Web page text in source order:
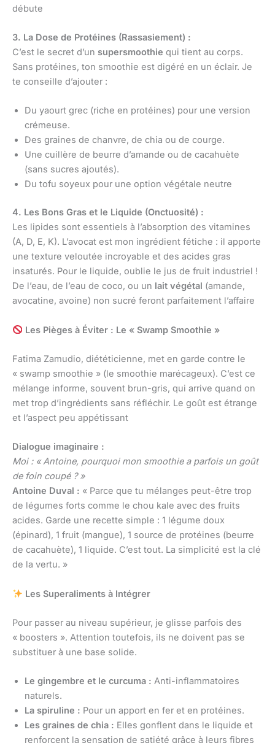
débute
3. La Dose de Protéines (Rassasiement) :
C’est le secret d’un supersmoothie qui tient au corps.
Sans protéines, ton smoothie est digéré en un éclair. Je
te conseille d’ajouter :
Du yaourt grec (riche en protéines) pour une version
crémeuse.
Des graines de chanvre, de chia ou de courge.
Une cuillère de beurre d’amande ou de cacahuète
(sans sucres ajoutés).
Du tofu soyeux pour une option végétale neutre
4. Les Bons Gras et le Liquide (Onctuosité) :
Les lipides sont essentiels à l’absorption des vitamines
(A, D, E, K). L’avocat est mon ingrédient fétiche : il apporte
une texture veloutée incroyable et des acides gras
insaturés. Pour le liquide, oublie le jus de fruit industriel !
De l’eau, de l’eau de coco, ou un lait végétal (amande,
avocatine, avoine) non sucré feront parfaitement l’affaire
Les Pièges à Éviter : Le « Swamp Smoothie »
Fatima Zamudio, diététicienne, met en garde contre le
« swamp smoothie » (le smoothie marécageux). C’est ce
mélange informe, souvent brun-gris, qui arrive quand on
met trop d’ingrédients sans réfléchir. Le goût est étrange
et l’aspect peu appétissant
Dialogue imaginaire :
Moi : « Antoine, pourquoi mon smoothie a parfois un goût
de foin coupé ? »
Antoine Duval : « Parce que tu mélanges peut-être trop
de légumes forts comme le chou kale avec des fruits
acides. Garde une recette simple : 1 légume doux
(épinard), 1 fruit (mangue), 1 source de protéines (beurre
de cacahuète), 1 liquide. C’est tout. La simplicité est la clé
de la vertu. »
Les Superaliments à Intégrer
Pour passer au niveau supérieur, je glisse parfois des
« boosters ». Attention toutefois, ils ne doivent pas se
substituer à une base solide.
Le gingembre et le curcuma : Anti-inflammatoires
naturels.
La spiruline : Pour un apport en fer et en protéines.
Les graines de chia : Elles gonflent dans le liquide et
renforcent la sensation de satiété grâce à leurs fibres